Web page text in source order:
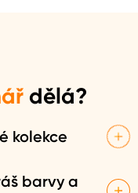
dělá?
kolekce
a poznávání
barvy a